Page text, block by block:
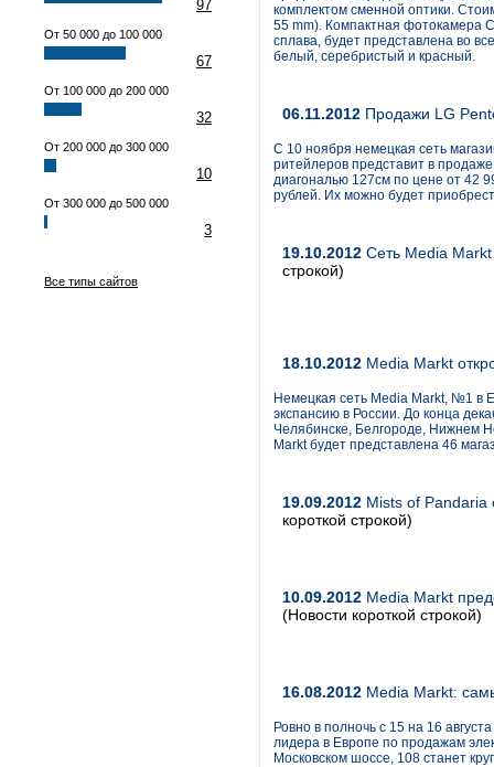
97
От 50 000 до 100 000
67
От 100 000 до 200 000
32
От 200 000 до 300 000
10
От 300 000 до 500 000
3
Все типы сайтов
комплектом сменной оптики.
55 mm). Компактная фотокамера
сплава, будет представлена во
белый, серебристый и красный.
06.11.2012 Продажи LG
С 10 ноября немецкая сеть
ритейлеров представит в
диагональю 127см по цене от 42
рублей. Их можно будет
19.10.2012 Сеть Media
строкой)
18.10.2012 Media Markt
Немецкая сеть Media Markt, №1 в
экспансию в России. До конца
Челябинске, Белгороде, Нижнем
Markt будет представлена 46
19.09.2012 Mists of Pandaria
короткой строкой)
10.09.2012 Media Markt
(Новости короткой строкой)
16.08.2012 Media Markt:
Ровно в полночь с 15 на 16
лидера в Европе по продажам
Московском шоссе, 108 станет